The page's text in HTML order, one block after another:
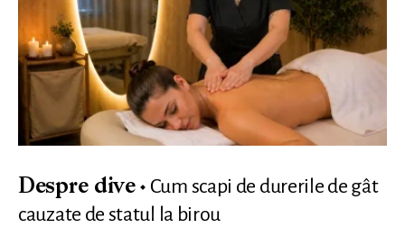
Despre dive
Cum scapi de durerile de gât
cauzate de statul la birou